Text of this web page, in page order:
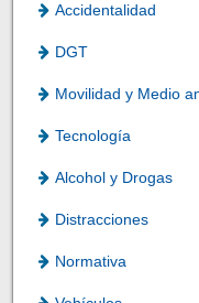
Accidentalidad
DGT
Movilidad y Medio
Tecnología
Alcohol y Drogas
Distracciones
Normativa